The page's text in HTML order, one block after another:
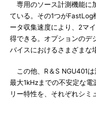
専用のソース計測機能に
ている。その1つが
ータ収集速度により、2マ
得できる。オプションのデ
バイスにおけるさまざまな
この他、R＆S NGU401は
最大1kHzまでの不安定な電
リー特性を、それぞれシミ